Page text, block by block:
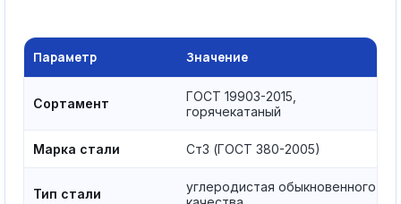
Параметр Значение
Сортамент
ГОСТ 19903-2015,
горячекатаный
Марка стали Ст3 (ГОСТ 380-2005)
Тип стали
углеродистая обыкновенного